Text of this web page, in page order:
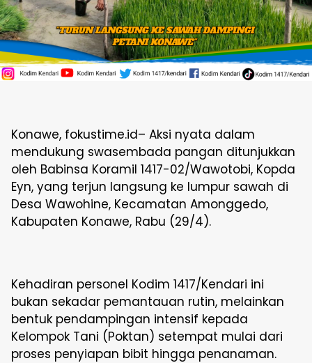
Konawe, fokustime.id– Aksi nyata dalam
mendukung swasembada pangan ditunjukkan
oleh Babinsa Koramil 1417-02/Wawotobi, Kopda
Eyn, yang terjun langsung ke lumpur sawah di
Desa Wawohine, Kecamatan Amonggedo,
Kabupaten Konawe, Rabu (29/4).
Kehadiran personel Kodim 1417/Kendari ini
bukan sekadar pemantauan rutin, melainkan
bentuk pendampingan intensif kepada
Kelompok Tani (Poktan) setempat mulai dari
proses penyiapan bibit hingga penanaman.